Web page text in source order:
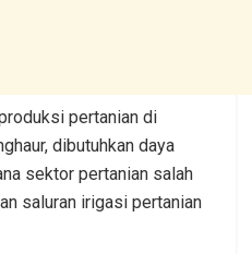
pertanian di
dibutuhkan daya
sektor pertanian salah
saluran irigasi pertanian